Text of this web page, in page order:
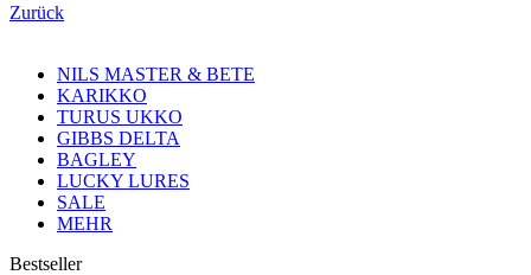
Zurück
NILS MASTER & BETE
KARIKKO
TURUS UKKO
GIBBS DELTA
BAGLEY
LUCKY LURES
SALE
MEHR
Bestseller